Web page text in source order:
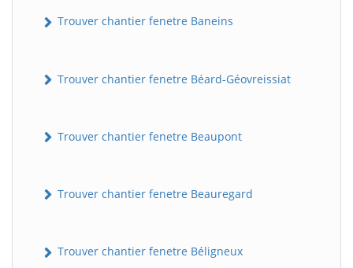
Trouver chantier fenetre Baneins
Trouver chantier fenetre Béard-Géovreissiat
Trouver chantier fenetre Beaupont
Trouver chantier fenetre Beauregard
Trouver chantier fenetre Béligneux